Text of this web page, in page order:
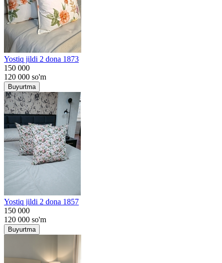
Yostiq jildi 2 dona 1873
150 000
120 000 so'm
Buyurtma
Yostiq jildi 2 dona 1857
150 000
120 000 so'm
Buyurtma